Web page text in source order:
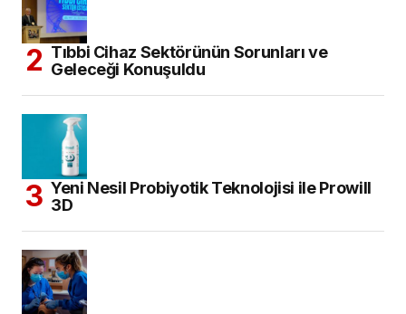
Tıbbi Cihaz Sektörünün Sorunları ve
Geleceği Konuşuldu
Yeni Nesil Probiyotik Teknolojisi ile Prowill
3D